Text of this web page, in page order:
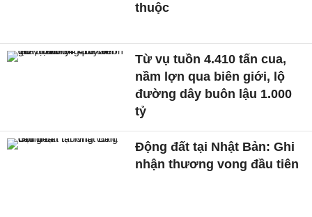
thuộc
Từ vụ tuồn 4.410 tấn cua,
nầm lợn qua biên giới, lộ
đường dây buôn lậu 1.000
tỷ
Động đất tại Nhật Bản: Ghi
nhận thương vong đầu tiên